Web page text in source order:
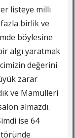
listeye milli
birlik ve
böylesine
algı yaratmak
değerini
zarar
ve Mamulleri
almazdı.
ise 64